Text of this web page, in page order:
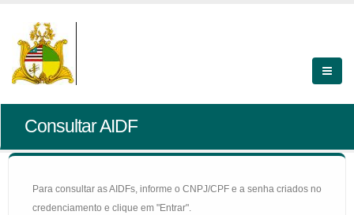
Consultar AIDF
Para consultar as AIDFs, informe o CNPJ/CPF e a senha criados no
credenciamento e clique em "Entrar".